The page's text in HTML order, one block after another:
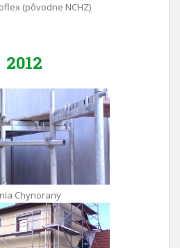
(pôvodne NCHZ)
2012
Chynorany